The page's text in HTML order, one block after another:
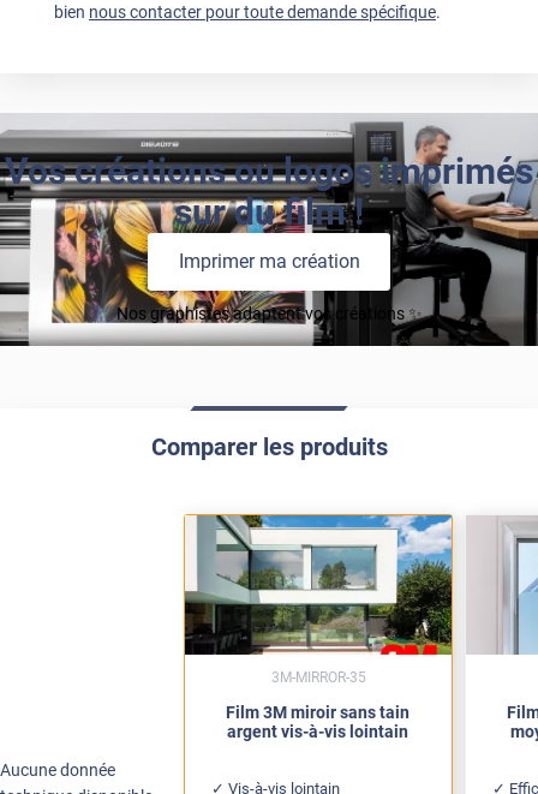
bien nous contacter pour toute demande spécifique.
Vos créations ou logos imprimés
sur du film !
Imprimer ma création
Nos graphistes adaptent vos créations ✨
Comparer les produits
Aucune donnée
Film 3M miroir sans tain
argent vis-à-vis lointain
Vis-à-vis lointain
3M-MIRROR-35